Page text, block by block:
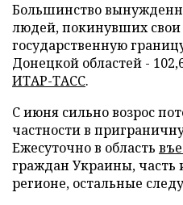
Большинство
людей, покинувших
государственную
Донецкой областей -
ИТАР-ТАСС.
С июня сильно возрос
частности в
Ежесуточно в область
граждан Украины, часть
регионе, остальные